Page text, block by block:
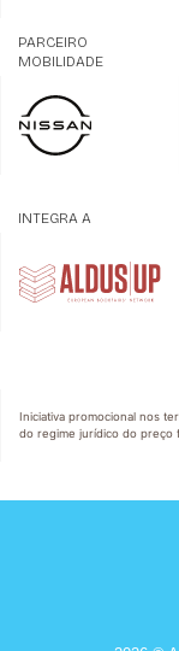
PARCEIRO
MOBILIDADE
INTEGRA A
Iniciativa promocional nos
do regime jurídico do preço